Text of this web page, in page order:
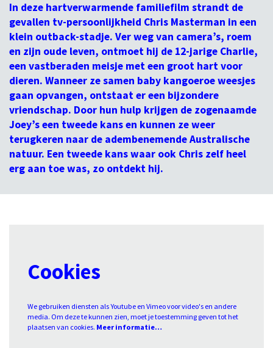
In deze hartverwarmende familiefilm strandt de
gevallen tv-persoonlijkheid Chris Masterman in een
klein outback-stadje. Ver weg van camera’s, roem
en zijn oude leven, ontmoet hij de 12-jarige Charlie,
een vastberaden meisje met een groot hart voor
dieren. Wanneer ze samen baby kangoeroe weesjes
gaan opvangen, ontstaat er een bijzondere
vriendschap. Door hun hulp krijgen de zogenaamde
Joey’s een tweede kans en kunnen ze weer
terugkeren naar de adembenemende Australische
natuur. Een tweede kans waar ook Chris zelf heel
erg aan toe was, zo ontdekt hij.
Cookies
We gebruiken diensten als Youtube en Vimeo voor video's en andere
media. Om deze te kunnen zien, moet je toestemming geven tot het
plaatsen van cookies. Meer informatie…